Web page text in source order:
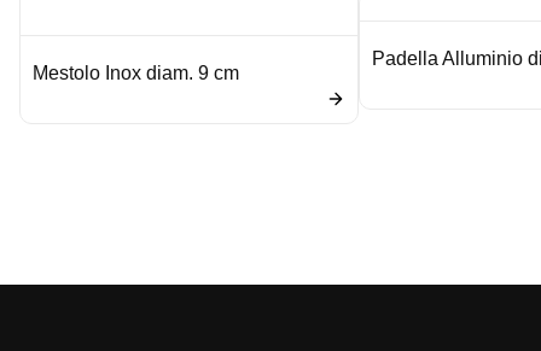
Mestolo Inox diam. 9 cm
Padella Alluminio